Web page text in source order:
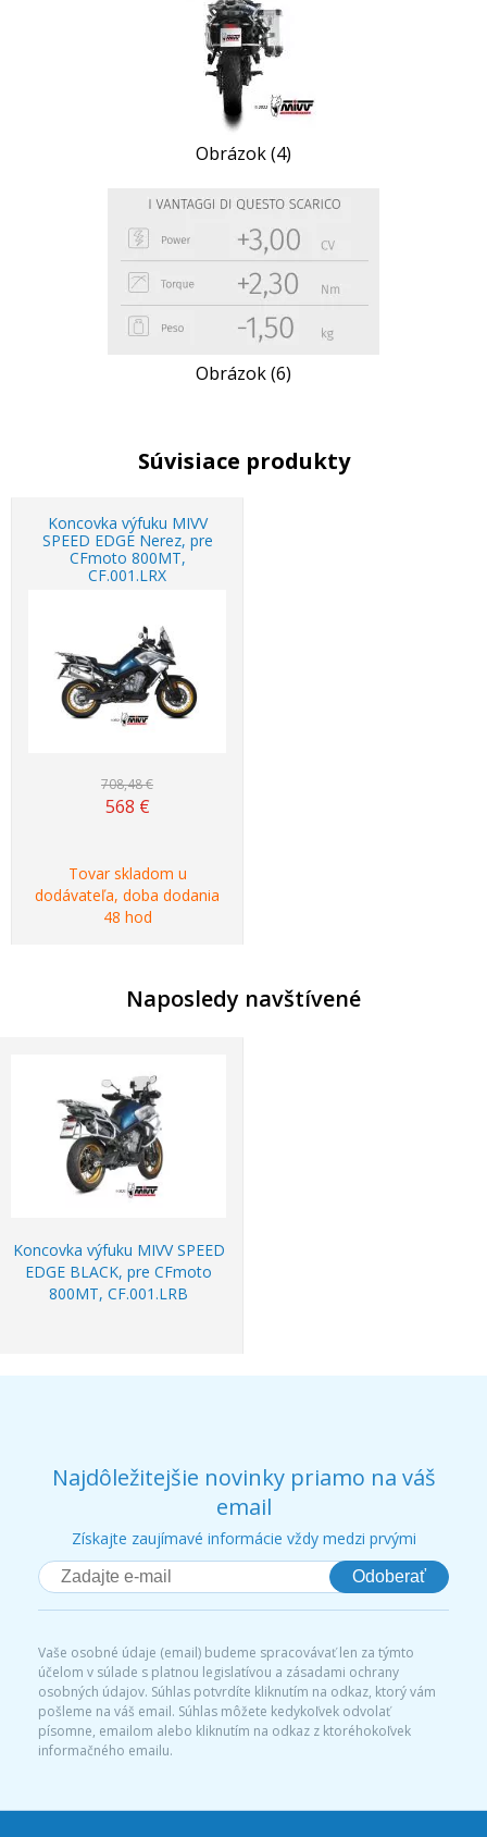
Obrázok (4)
Obrázok (6)
Súvisiace produkty
Koncovka výfuku MIVV
SPEED EDGE Nerez, pre
CFmoto 800MT,
CF.001.LRX
708,48 €
568 €
Tovar skladom u
dodávateľa, doba dodania
48 hod
Naposledy navštívené
Koncovka výfuku MIVV SPEED
EDGE BLACK, pre CFmoto
800MT, CF.001.LRB
Najdôležitejšie novinky priamo na váš
email
Získajte zaujímavé informácie vždy medzi prvými
Odoberať
Vaše osobné údaje (email) budeme spracovávať len za týmto
účelom v súlade s platnou legislatívou a zásadami ochrany
osobných údajov. Súhlas potvrdíte kliknutím na odkaz, ktorý vám
pošleme na váš email. Súhlas môžete kedykoľvek odvolať
písomne, emailom alebo kliknutím na odkaz z ktoréhokoľvek
informačného emailu.